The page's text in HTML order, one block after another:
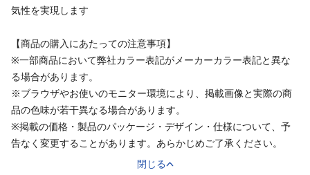
気性を実現します
【商品の購入にあたっての注意事項】
※一部商品において弊社カラー表記がメーカーカラー表記と異な
る場合があります。
※ブラウザやお使いのモニター環境により、掲載画像と実際の商
品の色味が若干異なる場合があります。
※掲載の価格・製品のパッケージ・デザイン・仕様について、予
告なく変更することがあります。あらかじめご了承ください。
閉じる